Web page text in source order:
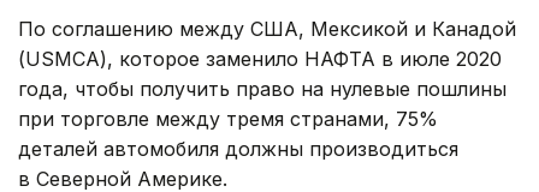
По соглашению между США, Мексикой и Канадой
(USMCA), которое заменило НАФТА в июле 2020
года, чтобы получить право на нулевые пошлины
при торговле между тремя странами, 75%
деталей автомобиля должны производиться
в Северной Америке.